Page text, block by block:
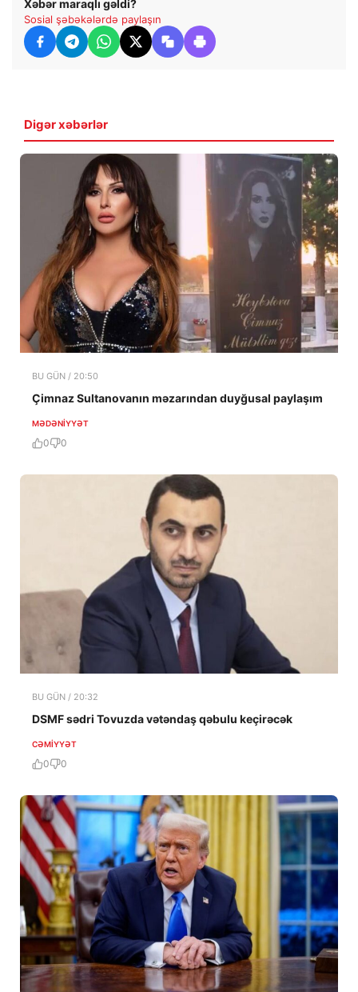
Xəbər maraqlı gəldi?
Sosial şəbəkələrdə paylaşın
Digər xəbərlər
BU GÜN / 20:50
Çimnaz Sultanovanın məzarından duyğusal paylaşım
MƏDƏNIYYƏT
0 0
BU GÜN / 20:32
DSMF sədri Tovuzda vətəndaş qəbulu keçirəcək
CƏMIYYƏT
0 0